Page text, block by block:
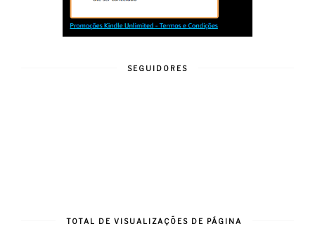
SEGUIDORES
TOTAL DE VISUALIZAÇÕES DE PÁGINA